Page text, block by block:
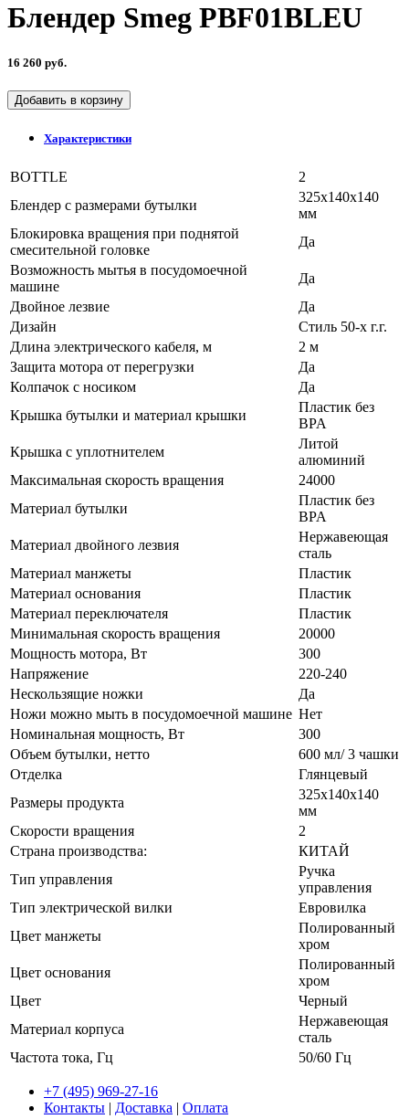
Блендер Smeg PBF01BLEU
16 260 руб.
Добавить в корзину
Характеристики
BOTTLE
2
Блендер с размерами бутылки
325x140x140
мм
Блокировка вращения при поднятой
смесительной головке
Да
Возможность мытья в посудомоечной
машине
Да
Двойное лезвие
Да
Дизайн
Стиль 50-х г.г.
Длина электрического кабеля, м
2 м
Защита мотора от перегрузки
Да
Колпачок с носиком
Да
Крышка бутылки и материал крышки
Пластик без
BPA
Крышка с уплотнителем
Литой
алюминий
Максимальная скорость вращения
24000
Материал бутылки
Пластик без
BPA
Материал двойного лезвия
Нержавеющая
сталь
Материал манжеты
Пластик
Материал основания
Пластик
Материал переключателя
Пластик
Минимальная скорость вращения
20000
Мощность мотора, Вт
300
Напряжение
220-240
Нескользящие ножки
Да
Ножи можно мыть в посудомоечной машине Нет
Номинальная мощность, Вт
300
Объем бутылки, нетто
600 мл/ 3 чашки
Отделка
Глянцевый
Размеры продукта
325x140x140
мм
Скорости вращения
2
Страна производства:
КИТАЙ
Тип управления
Ручка
управления
Тип электрической вилки
Евровилка
Цвет манжеты
Полированный
хром
Цвет основания
Полированный
хром
Цвет
Черный
Материал корпуса
Нержавеющая
сталь
Частота тока, Гц
50/60 Гц
+7 (495) 969-27-16
Контакты | Доставка | Оплата